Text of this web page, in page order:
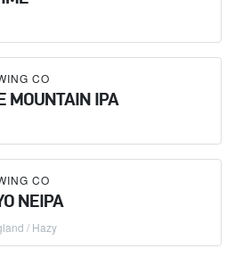
CO
MOUNTAIN IPA
CO
NEIPA
/ Hazy